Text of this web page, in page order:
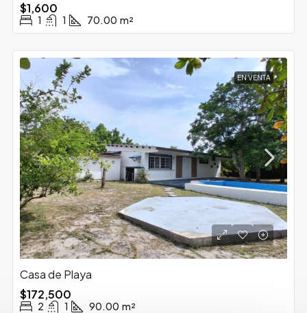
$1,600
1 1 70.00 m²
EN VENTA
Casa de Playa
$172,500
2 1 90.00 m²